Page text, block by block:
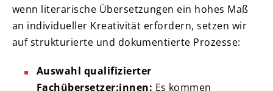
wenn literarische Übersetzungen ein hohes Maß
an individueller Kreativität erfordern, setzen wir
auf strukturierte und dokumentierte Prozesse:
Auswahl qualifizierter
Fachübersetzer:innen: Es kommen